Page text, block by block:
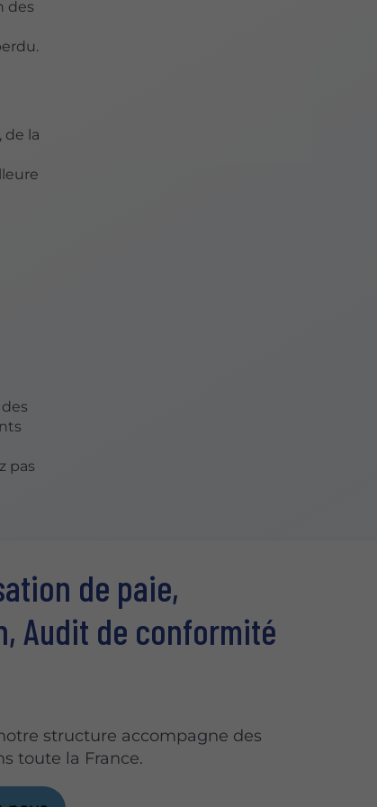
des
de la
pas
de paie,
Audit de conformité
structure accompagne des
toute la France.